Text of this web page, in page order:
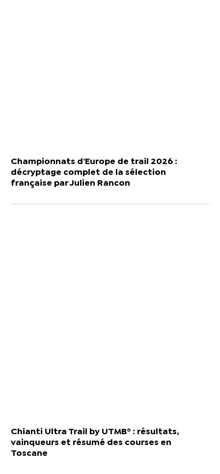
Championnats d’Europe de trail 2026 :
décryptage complet de la sélection
française par Julien Rancon
Chianti Ultra Trail by UTMB® : résultats,
vainqueurs et résumé des courses en
Toscane